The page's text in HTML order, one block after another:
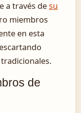
a través desu
miembros
en esta
de